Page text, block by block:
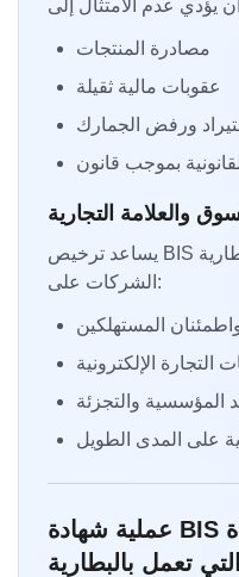
مصادرة المنتجات
عقوبات مالية ثقيلة
ورفض الجمارك
والعلامة التجارية
يساعد ترخيص BIS لفرشاة الأسنان التي تعمل بالبطارية
الشركات على:
واطمئنان المستهلكين
الإلكترونية
المؤسسية والتجزئة
على المدى الطويل
عملية شهادة BIS خطوة بخطوة لفرشاة
تعمل بالبطارية